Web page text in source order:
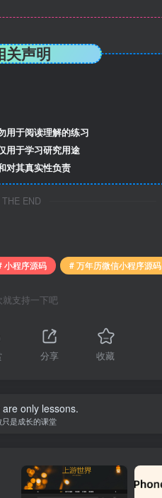
关声明
用于阅读理解的练习
用于学习研究用途
对其真实性负责
THE END
小程序源码 # 万年历微信小程序源码
就支持一下吧
分享 收藏
only lessons.
只是成长的课堂